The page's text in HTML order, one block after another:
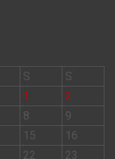
S
S
1
2
8
9
15
16
22 23